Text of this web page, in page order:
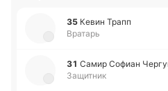
35 Кевин Трапп
Вратарь
31 Самир Софиан
Защитник